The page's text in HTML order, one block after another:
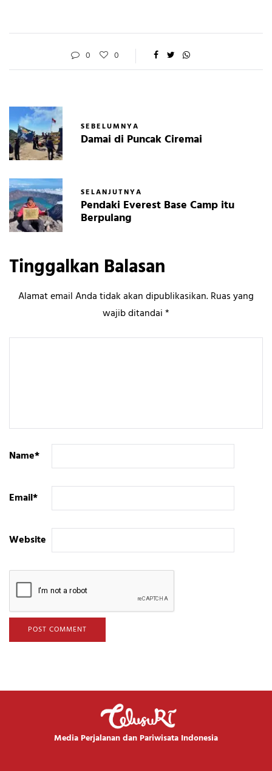
0 0
SEBELUMNYA
Damai di Puncak Ciremai
SELANJUTNYA
Pendaki Everest Base Camp itu
Berpulang
Tinggalkan Balasan
Alamat email Anda tidak akan dipublikasikan.Ruas yang
wajib ditandai*
Name*
Email*
Website
Media Perjalanan dan Pariwisata Indonesia